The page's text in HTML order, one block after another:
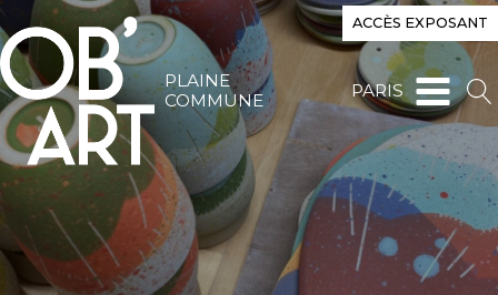
ACCÈS EXPOSANT
PLAINE
COMMUNE
PARIS